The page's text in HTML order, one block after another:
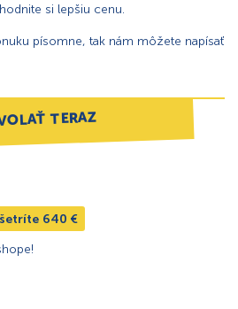
si lepšiu cenu.
písomne, tak nám môžete napísať
TERAZ
640 €